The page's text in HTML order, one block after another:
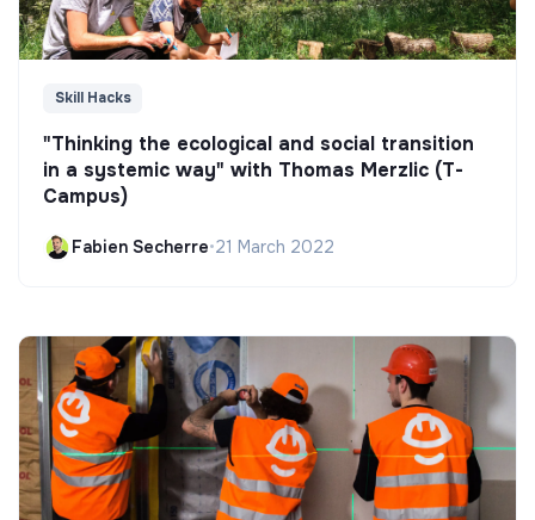
Skill Hacks
"Thinking the ecological and social transition
in a systemic way" with Thomas Merzlic (T-
Campus)
Fabien Secherre•21 March 2022